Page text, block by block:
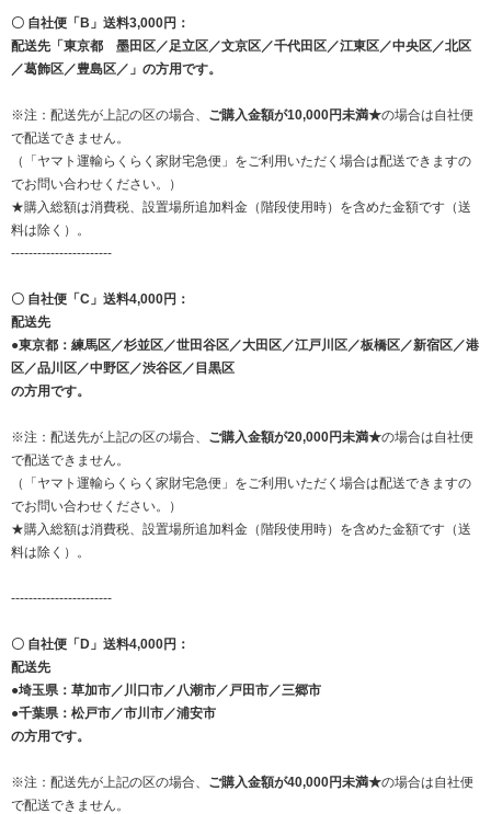
〇 自社便「B」送料3,000円：
配送先「東京都 墨田区／足立区／文京区／千代田区／江東区／中央区／北区
／葛飾区／豊島区／」の方用です。
※注：配送先が上記の区の場合、 ご購入金額が10,000円未満★の場合は自社便
で配送できません。
（「ヤマト運輸らくらく家財宅急便」をご利用いただく場合は配送できますの
でお問い合わせください。）
★購入総額は消費税、設置場所追加料金（階段使用時）を含めた金額です（送
料は除く）。
-----------------------
〇 自社便「C」送料4,000円：
配送先
●東京都：練馬区／杉並区／世田谷区／大田区／江戸川区／板橋区／新宿区／港
区／品川区／中野区／渋谷区／目黒区
の方用です。
※注：配送先が上記の区の場合、 ご購入金額が20,000円未満★の場合は自社便
で配送できません。
（「ヤマト運輸らくらく家財宅急便」をご利用いただく場合は配送できますの
でお問い合わせください。）
★購入総額は消費税、設置場所追加料金（階段使用時）を含めた金額です（送
料は除く）。
-----------------------
〇 自社便「D」送料4,000円：
配送先
●埼玉県：草加市／川口市／八潮市／戸田市／三郷市
●千葉県：松戸市／市川市／浦安市
の方用です。
※注：配送先が上記の区の場合、 ご購入金額が40,000円未満★の場合は自社便
で配送できません。